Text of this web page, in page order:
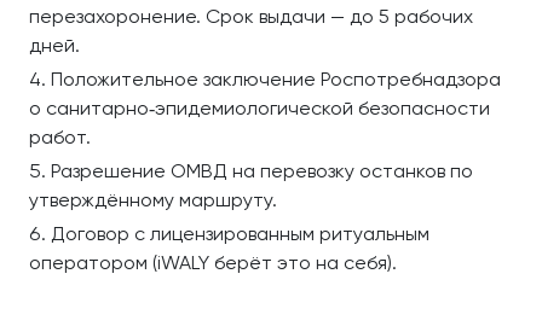
перезахоронение. Срок выдачи — до 5 рабочих
дней.
Положительное заключение Роспотребнадзора
о санитарно‑эпидемиологической безопасности
работ.
Разрешение ОМВД на перевозку останков по
утверждённому маршруту.
Договор с лицензированным ритуальным
оператором (iWALY берёт это на себя).